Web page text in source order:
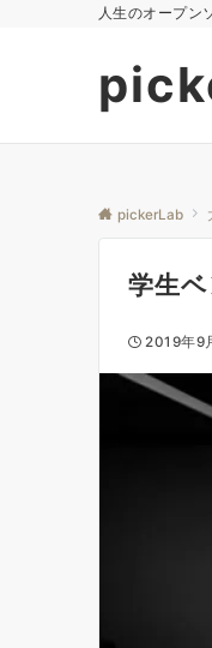
人生のオープン
pickerLab
学生
2019年9